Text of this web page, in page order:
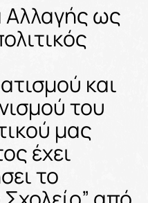
Αλλαγής ως
και
του
μας
έχει
το